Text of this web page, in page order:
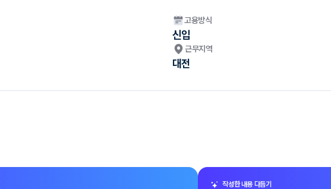
고용방식
신입
근무지역
대전
작성한 내용 다듬기